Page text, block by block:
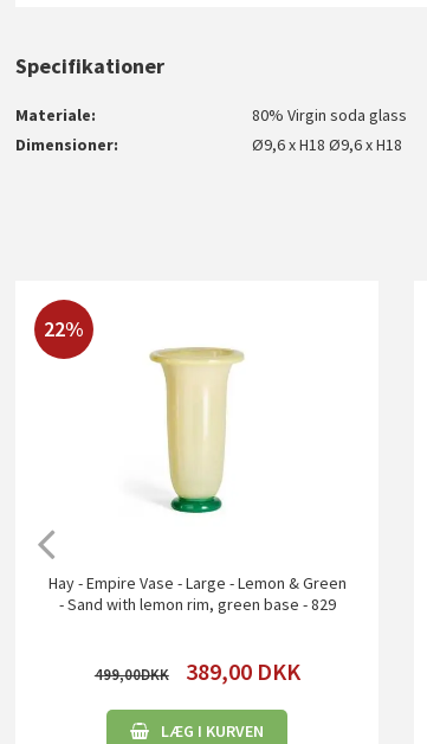
Specifikationer
Materiale
80% Virgin soda glass
Dimensioner
Ø9,6 x H18 Ø9,6 x H18
22%
Hay - Empire Vase - Large - Lemon & Green
- Sand with lemon rim, green base - 829
499,00 389,00 DKK
LÆG I KURVEN